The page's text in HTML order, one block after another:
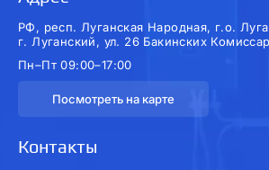
РФ, респ. Луганская Народная, г.о.
г. Луганский, ул. 26 Бакинских
Пн–Пт 09:00–17:00
Посмотреть на карте
Контакты